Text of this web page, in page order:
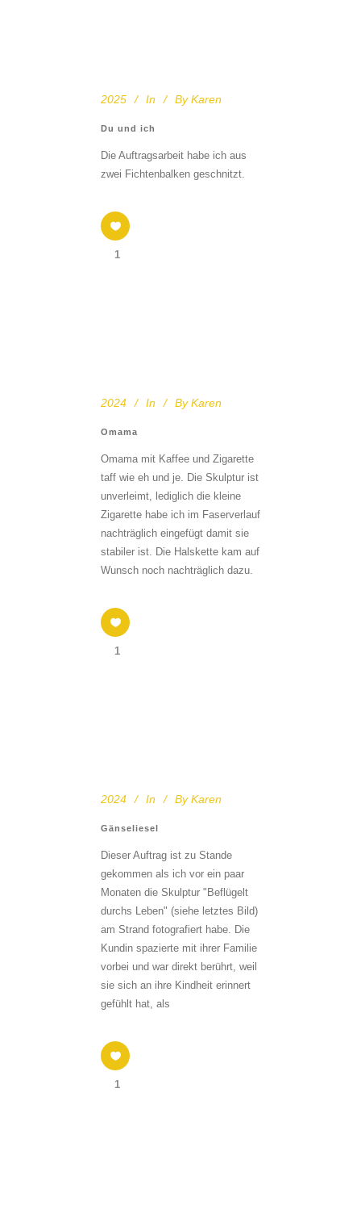
2025 In By Karen
Du und ich
Die Auftragsarbeit habe ich aus
zwei Fichtenbalken geschnitzt.
1
2024 In By Karen
Omama
Omama mit Kaffee und Zigarette
taff wie eh und je. Die Skulptur ist
unverleimt, lediglich die kleine
Zigarette habe ich im Faserverlauf
nachträglich eingefügt damit sie
stabiler ist. Die Halskette kam auf
Wunsch noch nachträglich dazu.
1
2024 In By Karen
Gänseliesel
Dieser Auftrag ist zu Stande
gekommen als ich vor ein paar
Monaten die Skulptur "Beflügelt
durchs Leben" (siehe letztes Bild)
am Strand fotografiert habe. Die
Kundin spazierte mit ihrer Familie
vorbei und war direkt berührt, weil
sie sich an ihre Kindheit erinnert
gefühlt hat, als
1